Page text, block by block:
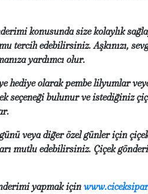
konusunda size kolaylık
tercih edebilirsiniz. Aşkınızı,
yardımcı olur.
hediye olarak pembe lilyumlar
seçeneği bulunur ve istediğiniz
veya diğer özel günler için
mutlu edebilirsiniz. Çiçek
yapmak için